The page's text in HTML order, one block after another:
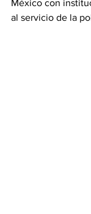
México con
al servicio de la